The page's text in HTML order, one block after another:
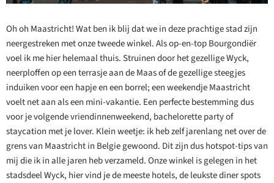
Oh oh Maastricht! Wat ben ik blij dat we in deze prachtige stad zijn
neergestreken met onze tweede winkel. Als op-en-top Bourgondiër
voel ik me hier helemaal thuis. Struinen door het gezellige Wyck,
neerploffen op een terrasje aan de Maas of de gezellige steegjes
induiken voor een hapje en een borrel; een weekendje Maastricht
voelt net aan als een mini-vakantie. Een perfecte bestemming dus
voor je volgende vriendinnenweekend, bachelorette party of
staycation met je lover. Klein weetje: ik heb zelf jarenlang net over de
grens van Maastricht in Belgie gewoond. Dit zijn dus hotspot-tips van
mij die ik in alle jaren heb verzameld. Onze winkel is gelegen in het
stadsdeel Wyck, hier vind je de meeste hotels, de leukste diner spots